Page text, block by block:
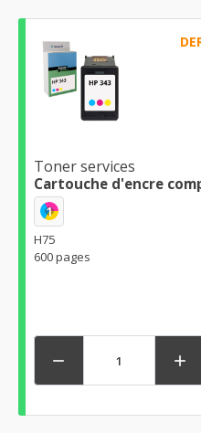
Toner services
Cartouche d'encre
1
H75
600 pages
 